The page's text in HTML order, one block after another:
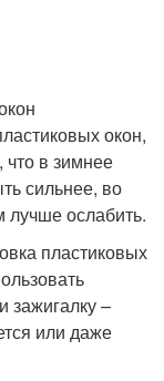
летний режим
окон,
что в зимнее
сильнее, во
лучше ослабить.
пластиковых
зажигалку –
или даже